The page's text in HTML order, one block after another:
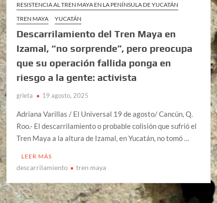
RESISTENCIA AL TREN MAYA EN LA PENÍNSULA DE YUCATÁN
TREN MAYA
YUCATÁN
Descarrilamiento del Tren Maya en
Izamal, “no sorprende”, pero preocupa
que su operación fallida ponga en
riesgo a la gente: activista
grieta 19 agosto, 2025
Adriana Varillas / El Universal 19 de agosto/ Cancún, Q.
Roo.- El descarrilamiento o probable colisión que sufrió el
Tren Maya a la altura de Izamal, en Yucatán, no tomó …
LEER MÁS
descarrilamiento tren maya